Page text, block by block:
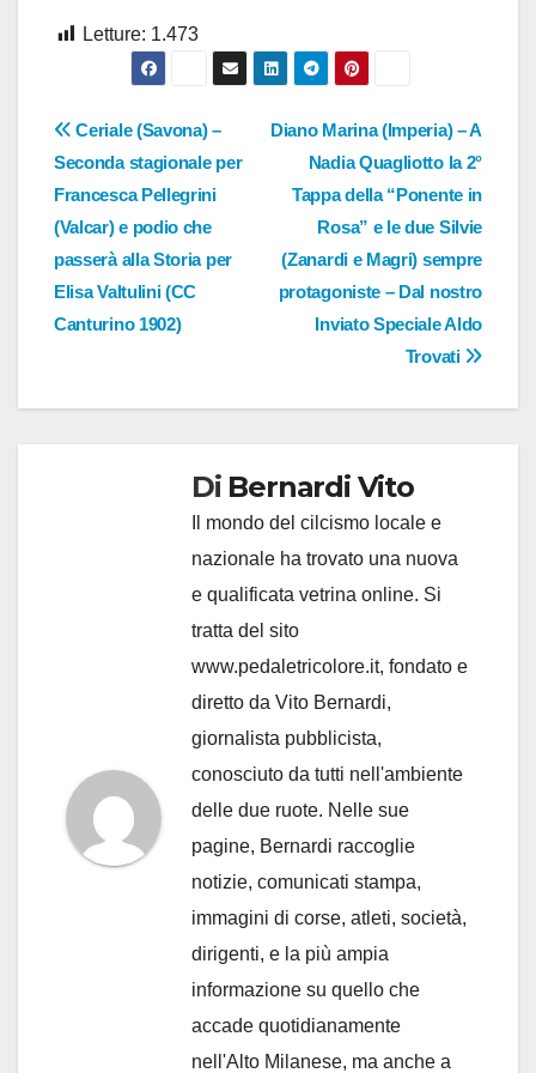
Letture: 1.473
Navigazione
articoli
Diano Marina (Imperia) – A
Nadia Quagliotto la 2°
Tappa della “Ponente in
Rosa” e le due Silvie
(Zanardi e Magri) sempre
protagoniste – Dal nostro
Inviato Speciale Aldo
Trovati
Ceriale (Savona) –
Seconda stagionale per
Francesca Pellegrini
(Valcar) e podio che
passerà alla Storia per
Elisa Valtulini (CC
Canturino 1902)
Di Bernardi Vito
Il mondo del cilcismo locale e
nazionale ha trovato una nuova
e qualificata vetrina online. Si
tratta del sito
www.pedaletricolore.it, fondato e
diretto da Vito Bernardi,
giornalista pubblicista,
conosciuto da tutti nell'ambiente
delle due ruote. Nelle sue
pagine, Bernardi raccoglie
notizie, comunicati stampa,
immagini di corse, atleti, società,
dirigenti, e la più ampia
informazione su quello che
accade quotidianamente
nell'Alto Milanese, ma anche a